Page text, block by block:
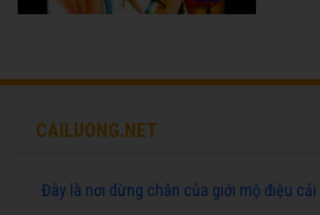
CAILUONG.NET
Đây là nơi dừng chân của giới mộ điệu cải